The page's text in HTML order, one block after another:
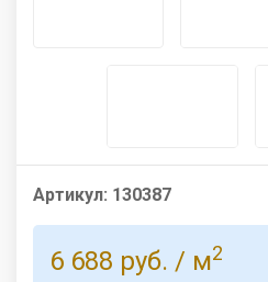
Артикул: 130387
6 688 руб. / м2